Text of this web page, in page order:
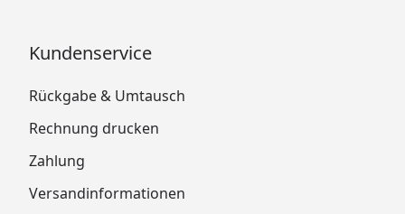
Kundenservice
Rückgabe & Umtausch
Rechnung drucken
Zahlung
Versandinformationen